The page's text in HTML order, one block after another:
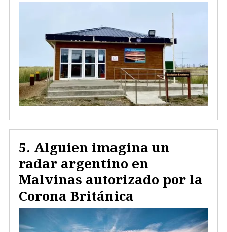
Alguien imagina un
radar argentino en
Malvinas autorizado por la
Corona Británica